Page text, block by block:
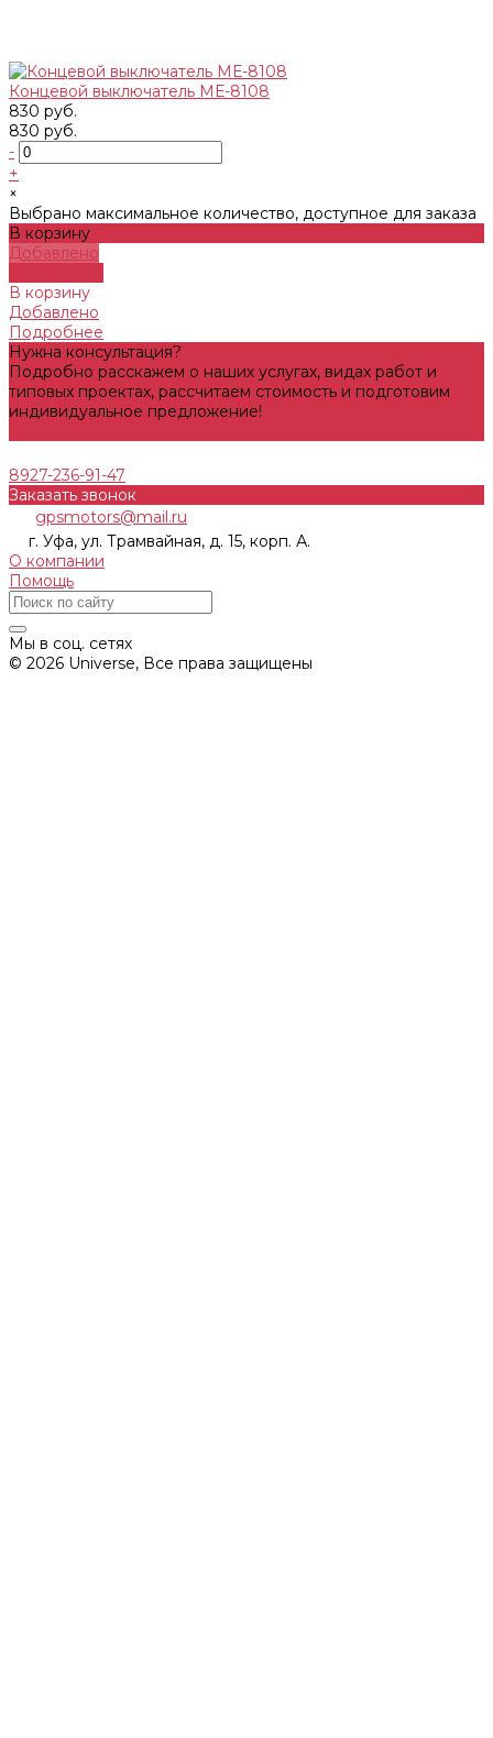
Концевой выключатель МЕ-8108
830 руб.
830 руб.
-
+
×
Выбрано максимальное количество, доступное для заказа
В корзину
Добавлено
В корзину
Добавлено
Подробнее
Нужна консультация?
Подробно расскажем о наших услугах, видах работ и
типовых проектах, рассчитаем стоимость и подготовим
индивидуальное предложение!
8927-236-91-47
Заказать звонок
gpsmotors@mail.ru
г. Уфа, ул. Трамвайная, д. 15, корп. А.
О компании
Помощь
Мы в соц. сетях
© 2026 Universe, Все права защищены